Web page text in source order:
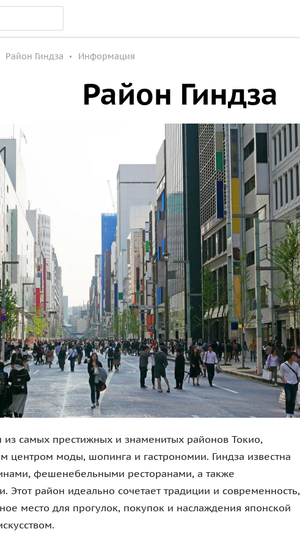
Район Гиндза Информация
Район Гиндза
из самых престижных и знаменитых районов Токио,
центром моды, шопинга и гастрономии. Гиндза известна
фешенебельными ресторанами, а также
Этот район идеально сочетает традиции и современность,
место для прогулок, покупок и наслаждения японской